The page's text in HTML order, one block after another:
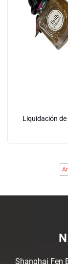
Liquidación
Shanghai Fen